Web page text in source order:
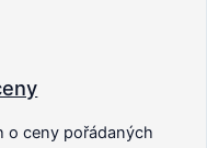
o ceny pořádaných